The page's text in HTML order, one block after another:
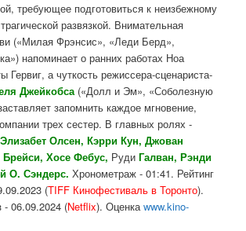
требующее подготовиться к неизбежному
развязкой. Внимательная
(«Милая Фрэнсис», «Леди Берд»,
напоминает о ранних работах Ноа
Гервиг, а чуткость режиссера-сценариста-
Джейкобса («Долл и Эм», «Соболезную
запомнить каждое мгновение,
трех сестер. В главных ролях -
Олсен, Кэрри Кун, Джован
Хосе Фебус, РудиГалван, Рэнди
О. Сэндерс. Хронометраж - 01:41. Рейтинг
(TIFF Кинофестиваль в Торонто).
06.09.2024 (Netflix). Оценкаwww.kino-